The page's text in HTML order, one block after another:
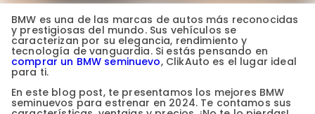
BMW es una de las marcas de autos más reconocidas
y prestigiosas del mundo. Sus vehículos se
caracterizan por su elegancia, rendimiento y
tecnología de vanguardia. Si estás pensando en
comprar un BMW seminuevo, ClikAuto es el lugar ideal
para ti.
En este blog post, te presentamos los mejores BMW
seminuevos para estrenar en 2024. Te contamos sus